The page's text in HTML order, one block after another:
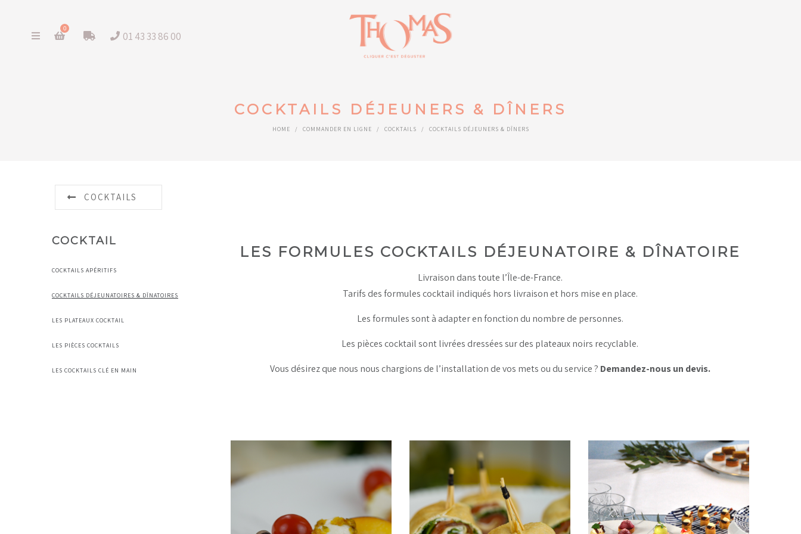
0
01 43 33 86 00
COCKTAILS DÉJEUNERS & DÎNERS
HOME / COMMANDER EN LIGNE / COCKTAILS / COCKTAILS DÉJEUNERS & DÎNERS
COCKTAILS
LES FORMULES COCKTAILS DÉJEUNATOIRE & DÎNATOIRE
Livraison dans toute l’Île-de-France.
Tarifs des formules cocktail indiqués hors livraison et hors mise en place.
Les formules sont à adapter en fonction du nombre de personnes.
Les pièces cocktail sont livrées dressées sur des plateaux noirs recyclable.
Vous désirez que nous nous chargions de l’installation de vos mets ou du service ? Demandez-nous un devis.
COCKTAIL
COCKTAILS APÉRITIFS
COCKTAILS DÉJEUNATOIRES & DÎNATOIRES
LES PLATEAUX COCKTAIL
LES PIÈCES COCKTAILS
LES COCKTAILS CLÉ EN MAIN